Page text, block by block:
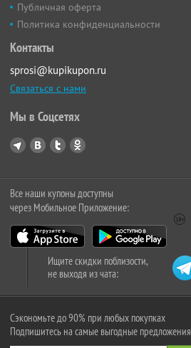
Публичная оферта
Политика конфиденциальности
Контакты
sprosi@kupikupon.ru
Связаться с нами
Мы в Соцсетях
Все наши купоны доступны
через Мобильное Приложение:
Ищите скидки поблизости,
не выходя из чата:
Сэкономьте до 90% при любых покупках
Подпишитесь на самые выгодные предложения